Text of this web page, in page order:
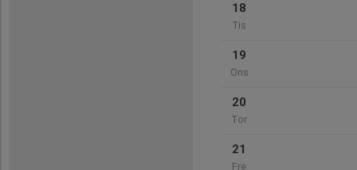
18
Tis
19
Ons
20
Tor
21
Fre